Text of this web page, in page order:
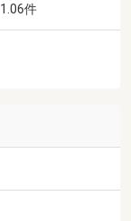
1.06件